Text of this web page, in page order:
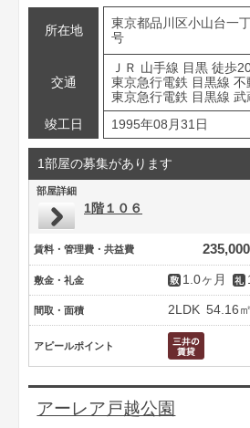
所在地
東京都品川区小山台一
号
交通
ＪＲ 山手線 目黒 徒歩
東京急行電鉄 目黒線
東京急行電鉄 目黒線
竣工日
1995年08月31日
1部屋の募集があります
部屋詳細
1階１０６
賃料・管理費・共益費
敷金・礼金 1.0ヶ月
間取・面積 2LDK 54.16㎡
アピールポイント
アーレア戸越公園